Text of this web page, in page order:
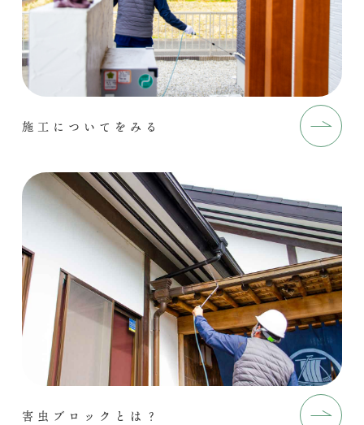
施工についてをみる
害虫ブロックとは？